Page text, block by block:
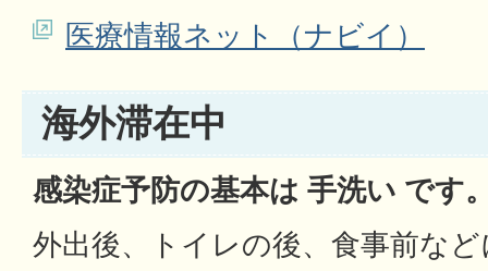
医療情報ネット（ナビイ）
海外滞在中
感染症予防の基本は 手洗い です
外出後、トイレの後、食事前な